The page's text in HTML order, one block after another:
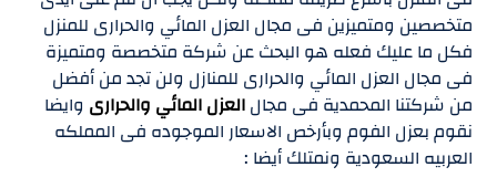
متخصصين ومتميزين فى مجال العزل المائي والحرارى للمنزل
فكل ما عليك فعله هو البحث عن شركة متخصصة ومتميزة
فى مجال العزل المائي والحرارى للمنازل ولن تجد من أفضل
من شركتنا المحمدية فى مجالالعزل المائي والحرارى وايضا
نقوم بعزل الفوم وبأرخص الاسعار الموجوده فى المملكه
العربيه السعودية ونمتلك أيضا :